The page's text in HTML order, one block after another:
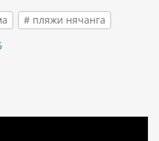
# пляжи нячанга